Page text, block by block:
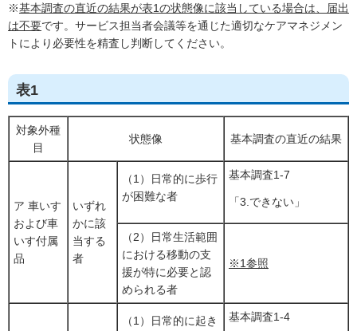
※基本調査の直近の結果が表1の状態像に該当している場合は、届出
は不要です。サービス担当者会議等を通じた適切なケアマネジメン
トにより必要性を精査し判断してください。
表1
対象外種
目
状態像 基本調査の直近の結果
ア 車いす
および車
いす付属
品
いずれ
かに該
当する
者
（1）日常的に歩行
が困難な者
基本調査1-7
「3.できない」
（2）日常生活範囲
における移動の支
援が特に必要と認
められる者
※1参照
（1）日常的に起き
基本調査1-4